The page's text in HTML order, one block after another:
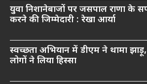
युवा निशानेबाजों पर जसपाल राणा के
करने की जिम्मेदारी : रेखा आर्या
स्वच्छता अभियान में डीएम ने थामा
लोगों ने लिया हिस्सा